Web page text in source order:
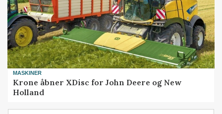
MASKINER
Krone åbner XDisc for John Deere og New
Holland